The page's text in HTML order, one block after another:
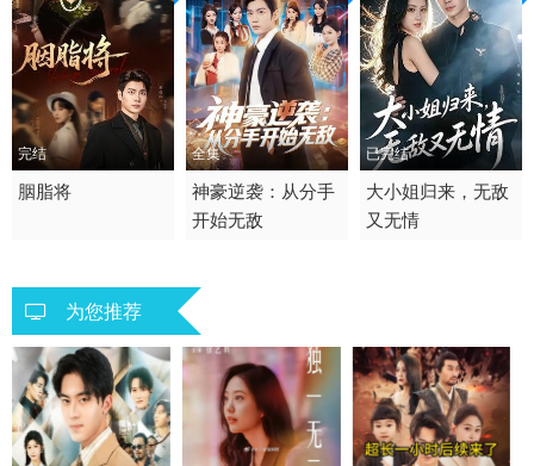
完结
2026 / 中国大陆 / 普通
胭脂将
全集
2026 / 中国大陆 /
短剧 现代都市 国产
神豪逆袭：从分手
开始无敌
已完结
2026 / 中国大陆 / 普通
话
大小姐归来，无敌
又无情
为您推荐